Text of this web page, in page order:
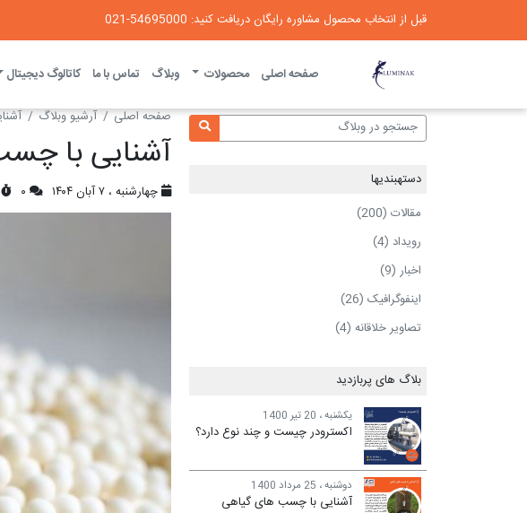
قبل از انتخاب محصول مشاوره رایگان دریافت کنید: 54695000-021
صفحه اصلی محصولات وبلاگ تماس با ما کاتالوگ دیجیتال
دسته‎بندی‎ها
مقالات (200)
رویداد (4)
اخبار (9)
اینفوگرافیک (26)
تصاویر خلاقانه (4)
بلاگ های پربازدید
یکشنبه ، 20 تیر 1400
اکسترودر چیست و چند نوع دارد؟
دوشنبه ، 25 مرداد 1400
آشنایی با چسب های گیاهی
صفحه اصلی آرشیو وبلاگ
آشنایی با
چهارشنبه ، ۷ آبان ۱۴۰۴